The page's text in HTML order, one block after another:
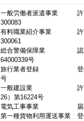
一般労働者派遣事業 許
300083
有料職業紹介事業 許
300061
総合警備保障業 認
64000339号
旅行業者登録 登録
号
一般建設業 許可
26）第16224号
電気工事事業 届出
第一種貨物利用運送事業